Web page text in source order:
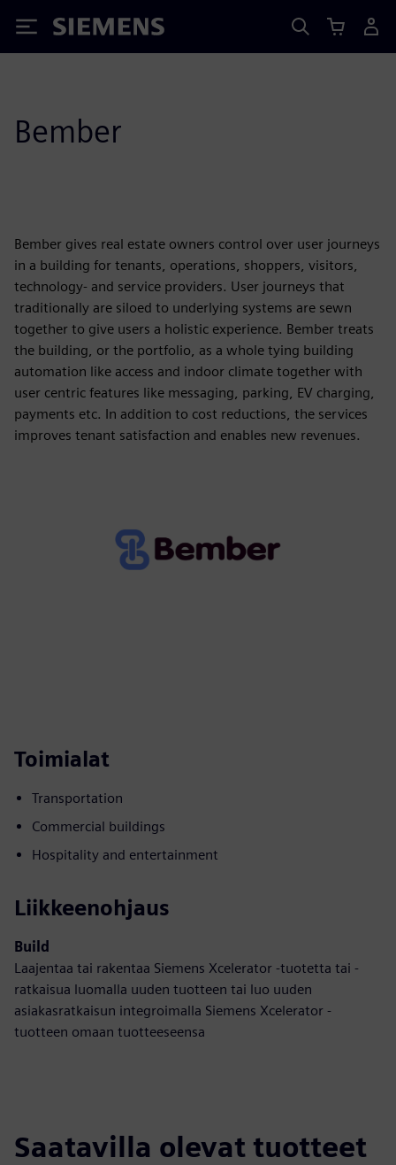
Siemens
Bember
Bember gives real estate owners control over user journeys
in a building for tenants, operations, shoppers, visitors,
technology- and service providers. User journeys that
traditionally are siloed to underlying systems are sewn
together to give users a holistic experience. Bember treats
the building, or the portfolio, as a whole tying building
automation like access and indoor climate together with
user centric features like messaging, parking, EV charging,
payments etc. In addition to cost reductions, the services
improves tenant satisfaction and enables new revenues.
Toimialat
Transportation
Commercial buildings
Hospitality and entertainment
Liikkeenohjaus
Build
Laajentaa tai rakentaa Siemens Xcelerator -tuotetta tai -
ratkaisua luomalla uuden tuotteen tai luo uuden
asiakasratkaisun integroimalla Siemens Xcelerator -
tuotteen omaan tuotteeseensa
Saatavilla olevat tuotteet